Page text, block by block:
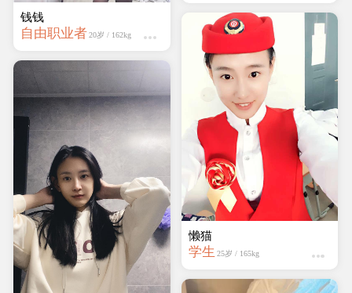
钱钱
自由职业者 20岁 / 162kg
懒猫
学生
迷人的妖精